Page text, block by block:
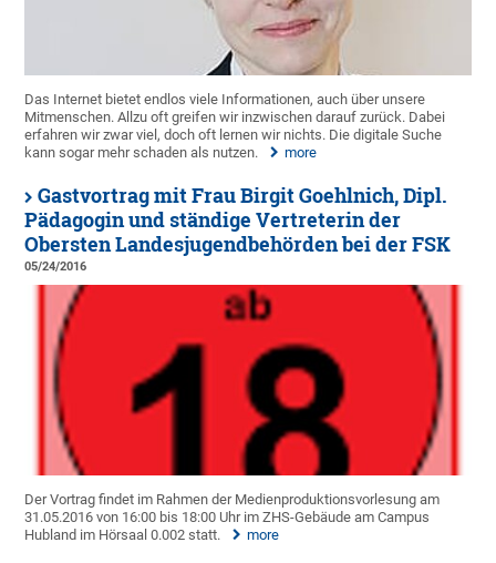
Das Internet bietet endlos viele Informationen, auch über unsere
Mitmenschen. Allzu oft greifen wir inzwischen darauf zurück. Dabei
erfahren wir zwar viel, doch oft lernen wir nichts. Die digitale Suche
kann sogar mehr schaden als nutzen.
more
Gastvortrag mit Frau Birgit Goehlnich, Dipl.
Pädagogin und ständige Vertreterin der
Obersten Landesjugendbehörden bei der FSK
05/24/2016
Der Vortrag findet im Rahmen der Medienproduktionsvorlesung am
31.05.2016 von 16:00 bis 18:00 Uhr im ZHS-Gebäude am Campus
Hubland im Hörsaal 0.002 statt.
more